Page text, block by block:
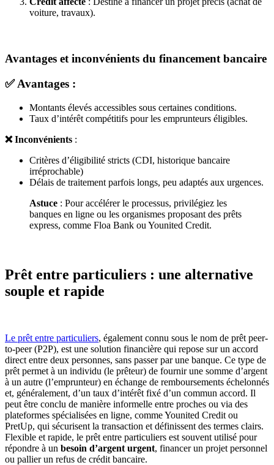
voiture, travaux).
Avantages et inconvénients du financement bancaire
✅ Avantages :
Montants élevés accessibles sous certaines conditions.
Taux d’intérêt compétitifs pour les emprunteurs éligibles.
❌ Inconvénients :
Critères d’éligibilité stricts (CDI, historique bancaire
irréprochable)
Délais de traitement parfois longs, peu adaptés aux urgences.
Astuce : Pour accélérer le processus, privilégiez les
banques en ligne ou les organismes proposant des prêts
express, comme Floa Bank ou Younited Credit.
Prêt entre particuliers : une alternative
souple et rapide
Le prêt entre particuliers, également connu sous le nom de prêt peer-
to-peer (P2P), est une solution financière qui repose sur un accord
direct entre deux personnes, sans passer par une banque. Ce type de
prêt permet à un individu (le prêteur) de fournir une somme d’argent
à un autre (l’emprunteur) en échange de remboursements échelonnés
et, généralement, d’un taux d’intérêt fixé d’un commun accord. Il
peut être conclu de manière informelle entre proches ou via des
plateformes spécialisées en ligne, comme Younited Credit ou
PretUp, qui sécurisent la transaction et définissent des termes clairs.
Flexible et rapide, le prêt entre particuliers est souvent utilisé pour
répondre à un besoin d’argent urgent, financer un projet personnel
ou pallier un refus de crédit bancaire.